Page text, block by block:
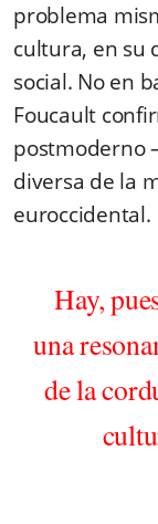
problema
cultura, en su
social. No en
Foucault
postmoderno
diversa de la
euroccidental.
Hay,
una
de la